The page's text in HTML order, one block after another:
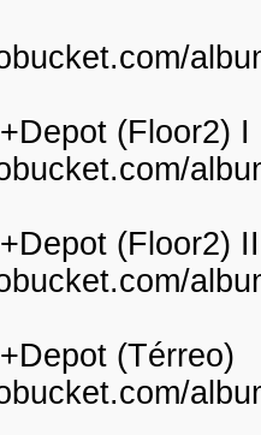
(Floor2) I
(Floor2) II
(Térreo)